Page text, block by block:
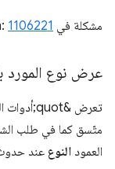
مشكلة في Chromium: 1106221
عرض نوع المورد
متّسق كما في طلب
العمود النوع عند حدوث